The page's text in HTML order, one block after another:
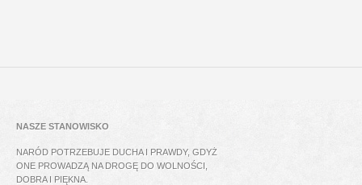
NASZE STANOWISKO
NARÓD POTRZEBUJE DUCHA I PRAWDY, GDYŻ
ONE PROWADZĄ NA DROGĘ DO WOLNOŚCI,
DOBRA I PIĘKNA.